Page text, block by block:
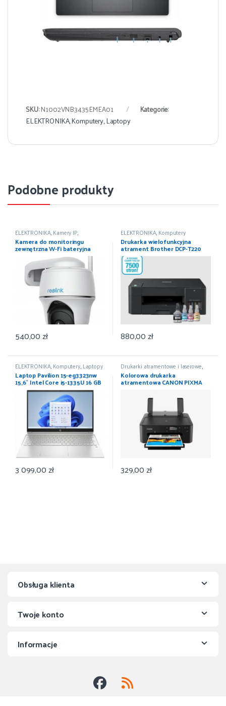
SKU:N1002VNB3435EMEA01
Kategorie:
ELEKTRONIKA,Komputery,Laptopy
Podobne produkty
ELEKTRONIKA, Kamery IP,
Komputery,Urządzenia sieciowe
Kamera do monitoringu
zewnętrzna W-Fi bateryjna
Reolink Argus Series B420
540,00zł
ELEKTRONIKA, Komputery
Drukarka wielofunkcyjna
atrament Brother DCP-T220
880,00zł
ELEKTRONIKA, Komputery, Laptopy
Laptop Pavilion 15-eg3323nw
15,6″ Intel Core i5-1335U 16 GB
512 GB W11
3 099,00zł
Drukarki atramentowe i laserowe,
Drukarki i skanery,ELEKTRONIKA
Komputery
Kolorowa drukarka
atramentowa CANON PIXMA
329,00zł
Obsługa klienta
Twoje konto
Informacje